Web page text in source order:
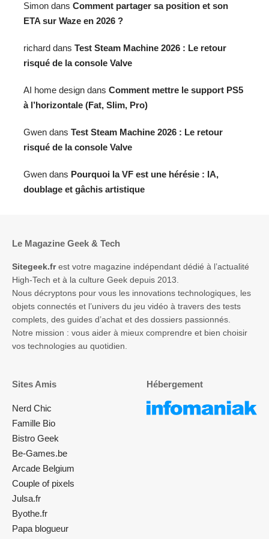
Simon dans Comment partager sa position et son
ETA sur Waze en 2026 ?
richard dans Test Steam Machine 2026 : Le retour
risqué de la console Valve
AI home design dans Comment mettre le support PS5
à l’horizontale (Fat, Slim, Pro)
Gwen dans Test Steam Machine 2026 : Le retour
risqué de la console Valve
Gwen dans Pourquoi la VF est une hérésie : IA,
doublage et gâchis artistique
Le Magazine Geek & Tech
Sitegeek.frest votre magazine indépendant dédié à l’actualité
High-Tech et à la culture Geek depuis 2013.
Nous décryptons pour vous les innovations technologiques, les
objets connectés et l’univers du jeu vidéo à travers des tests
complets, des guides d’achat et des dossiers passionnés.
Notre mission : vous aider à mieux comprendre et bien choisir
vos technologies au quotidien.
Sites Amis
Nerd Chic
Famille Bio
Bistro Geek
Be-Games.be
Arcade Belgium
Couple of pixels
Julsa.fr
Byothe.fr
Papa blogueur
Hébergement